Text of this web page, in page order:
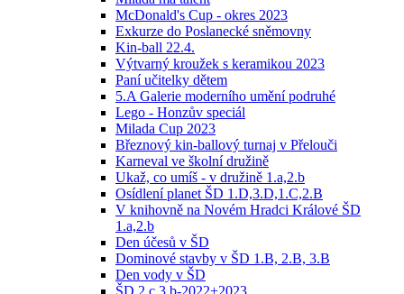
McDonald's Cup - okres 2023
Exkurze do Poslanecké sněmovny
Kin-ball 22.4.
Výtvarný kroužek s keramikou 2023
Paní učitelky dětem
5.A Galerie moderního umění podruhé
Lego - Honzův speciál
Milada Cup 2023
Březnový kin-ballový turnaj v Přelouči
Karneval ve školní družině
Ukaž, co umíš - v družině 1.a,2.b
Osídlení planet ŠD 1.D,3.D,1.C,2.B
V knihovně na Novém Hradci Králové ŠD
1.a,2.b
Den účesů v ŠD
Dominové stavby v ŠD 1.B, 2.B, 3.B
Den vody v ŠD